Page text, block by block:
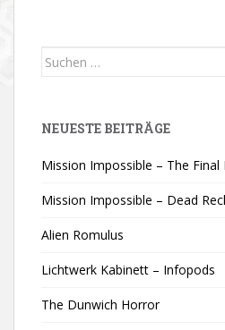
Suchen
NEUESTE BEITRÄGE
Mission Impossible – The Final
Mission Impossible – Dead
Alien Romulus
Lichtwerk Kabinett – Infopods
The Dunwich Horror